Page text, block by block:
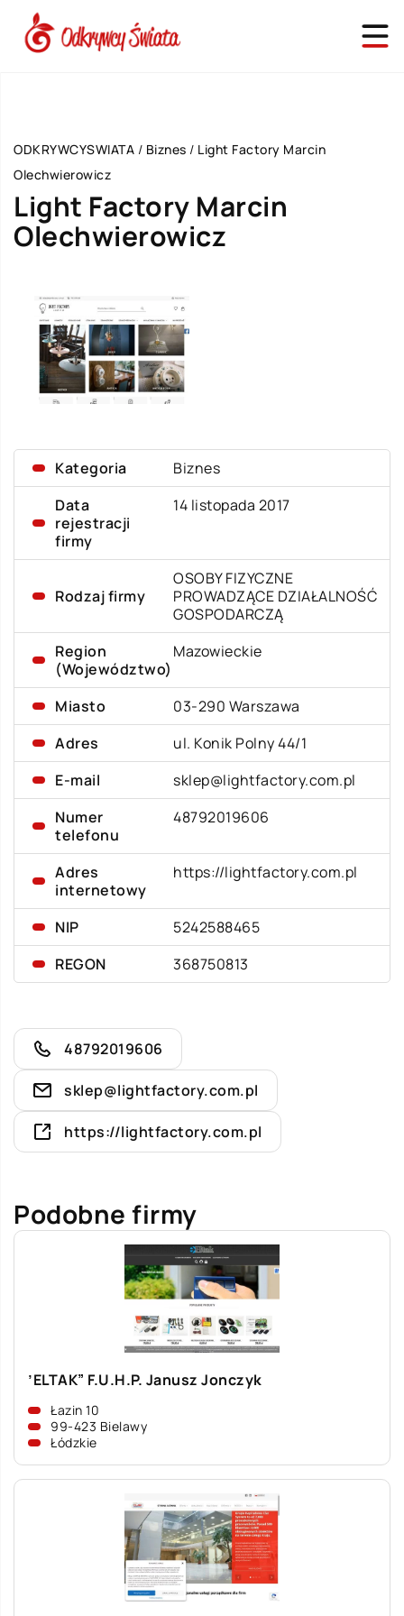
ODKRYWCYSWIATA / Biznes / Light Factory Marcin
Olechwierowicz
Light Factory Marcin
Olechwierowicz
Kategoria
Biznes
Data
rejestracji
firmy
14 listopada 2017
Rodzaj firmy
OSOBY FIZYCZNE
PROWADZĄCE DZIAŁALNOŚĆ
GOSPODARCZĄ
Region
(Województwo)
Mazowieckie
Miasto
03-290 Warszawa
Adres
ul. Konik Polny 44/1
E-mail
sklep@lightfactory.com.pl
Numer
telefonu
48792019606
Adres
internetowy
https://lightfactory.com.pl
NIP
5242588465
REGON
368750813
48792019606
sklep@lightfactory.com.pl
https://lightfactory.com.pl
Podobne firmy
’ELTAK” F.U.H.P. Janusz Jonczyk
Łazin 10
99-423 Bielawy
Łódzkie